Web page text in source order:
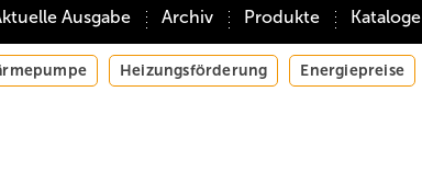
Ausgabe Archiv Produkte Kataloge
Heizungsförderung Energiepreise